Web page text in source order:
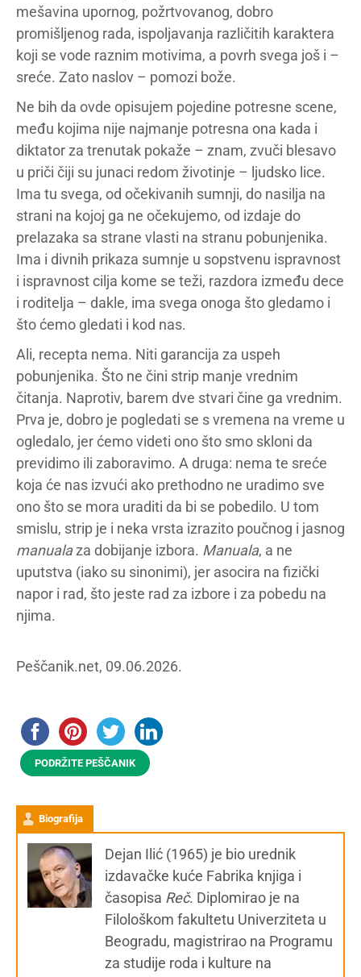
mešavina upornog, požrtvovanog, dobro
promišljenog rada, ispoljavanja različitih karaktera
koji se vode raznim motivima, a povrh svega još i –
sreće. Zato naslov – pomozi bože.
Ne bih da ovde opisujem pojedine potresne scene,
među kojima nije najmanje potresna ona kada i
diktator za trenutak pokaže – znam, zvuči blesavo
u priči čiji su junaci redom životinje – ljudsko lice.
Ima tu svega, od očekivanih sumnji, do nasilja na
strani na kojoj ga ne očekujemo, od izdaje do
prelazaka sa strane vlasti na stranu pobunjenika.
Ima i divnih prikaza sumnje u sopstvenu ispravnost
i ispravnost cilja kome se teži, razdora između dece
i roditelja – dakle, ima svega onoga što gledamo i
što ćemo gledati i kod nas.
Ali, recepta nema. Niti garancija za uspeh
pobunjenika. Što ne čini strip manje vrednim
čitanja. Naprotiv, barem dve stvari čine ga vrednim.
Prva je, dobro je pogledati se s vremena na vreme u
ogledalo, jer ćemo videti ono što smo skloni da
previdimo ili zaboravimo. A druga: nema te sreće
koja će nas izvući ako prethodno ne uradimo sve
ono što se mora uraditi da bi se pobedilo. U tom
smislu, strip je i neka vrsta izrazito poučnog i jasnog
manualaza dobijanje izbora. Manuala, a ne
uputstva (iako su sinonimi), jer asocira na fizički
napor i rad, što jeste rad za izbore i za pobedu na
njima.
Peščanik.net, 09.06.2026.
PODRŽITE PEŠČANIK
Biografija
Dejan Ilić (1965) je bio urednik
izdavačke kuće Fabrika knjiga i
časopisa Reč. Diplomirao je na
Filološkom fakultetu Univerziteta u
Beogradu, magistrirao na Programu
za studije roda i kulture na